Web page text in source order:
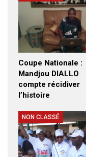
Coupe Nationale :
Mandjou DIALLO
compte récidiver
l’histoire
NON CLASSÉ